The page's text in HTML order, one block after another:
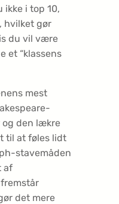
ikke i top 10,
hvilket gør
du vil være
et “klassens
mest
og den lækre
til at føles lidt
stavemåden
af
fremstår
det mere